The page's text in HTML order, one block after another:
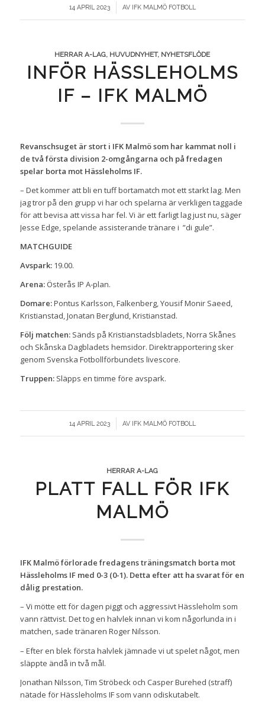
14 APRIL 2023
/ AV IFK MALMÖ FOTBOLL
HERRAR A-LAG, HUVUDNYHET, NYHETSFLÖDE
INFÖR HÄSSLEHOLMS
IF – IFK MALMÖ
Revanschsuget är stort i IFK Malmö som har kammat noll i
de två första division 2-omgångarna och på fredagen
spelar borta mot Hässleholms IF.
– Det kommer att bli en tuff bortamatch mot ett starkt lag. Men
jag tror på den grupp vi har och spelarna är verkligen taggade
för att bevisa att vissa har fel. Vi är ett farligt lag just nu, säger
Jesse Edge, spelande assisterande tränare i ”di gule”.
MATCHGUIDE
Avspark:19.00.
Arena:Österås IP A-plan.
Domare:Pontus Karlsson, Falkenberg, Yousif Monir Saeed,
Kristianstad, Jonatan Berglund, Kristianstad.
Följ matchen:Sänds på Kristianstadsbladets, Norra Skånes
och Skånska Dagbladets hemsidor. Direktrapportering sker
genom Svenska Fotbollförbundets livescore.
Truppen: Släpps en timme före avspark.
14 APRIL 2023
/ AV IFK MALMÖ FOTBOLL
HERRAR A-LAG
PLATT FALL FÖR IFK
MALMÖ
IFK Malmö förlorade fredagens träningsmatch borta mot
Hässleholms IF med 0-3 (0-1). Detta efter att ha svarat för en
dålig prestation.
– Vi mötte ett för dagen piggt och aggressivt Hässleholm som
vann rättvist. Det tog en halvlek innan vi kom någorlunda in i
matchen, sade tränaren Roger Nilsson.
– Efter en blek första halvlek jämnade vi ut spelet något, men
släppte ändå in två mål.
Jonathan Nilsson, Tim Ströbeck och Casper Burehed (straff)
nätade för Hässleholms IF som vann odiskutabelt.